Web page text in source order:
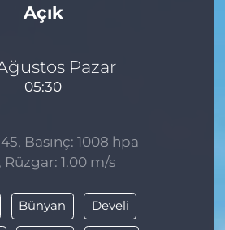
Açık
Pazar
05:30
Basınç: 1008 hpa
Rüzgar: 1.00 m/s
Bünyan Develi